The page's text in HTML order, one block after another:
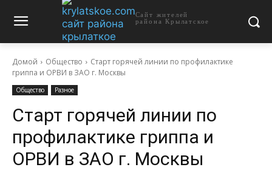
Сайт жителей
района Крылатское
Домой Общество
Старт горячей линии по профилактике
гриппа и ОРВИ в ЗАО г. Москвы
Общество Разное
Старт горячей линии по
профилактике гриппа и
ОРВИ в ЗАО г. Москвы